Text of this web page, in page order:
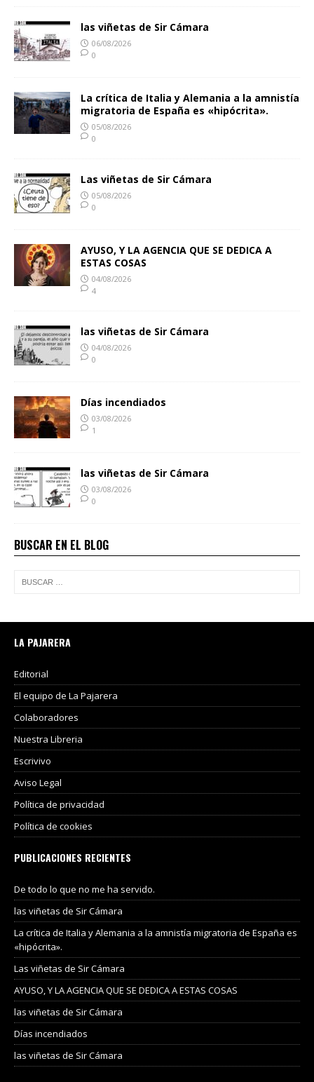
las viñetas de Sir Cámara
06/08/2026
0
La crítica de Italia y Alemania a la amnistía
migratoria de España es «hipócrita».
05/08/2026
0
Las viñetas de Sir Cámara
05/08/2026
0
AYUSO, Y LA AGENCIA QUE SE DEDICA A
ESTAS COSAS
04/08/2026
4
las viñetas de Sir Cámara
04/08/2026
0
Días incendiados
03/08/2026
1
las viñetas de Sir Cámara
03/08/2026
0
BUSCAR EN EL BLOG
LA PAJARERA
Editorial
El equipo de La Pajarera
Colaboradores
Nuestra Libreria
Escrivivo
Aviso Legal
Política de privacidad
Política de cookies
PUBLICACIONES RECIENTES
De todo lo que no me ha servido.
las viñetas de Sir Cámara
La crítica de Italia y Alemania a la amnistía migratoria de España es
«hipócrita».
Las viñetas de Sir Cámara
AYUSO, Y LA AGENCIA QUE SE DEDICA A ESTAS COSAS
las viñetas de Sir Cámara
Días incendiados
las viñetas de Sir Cámara